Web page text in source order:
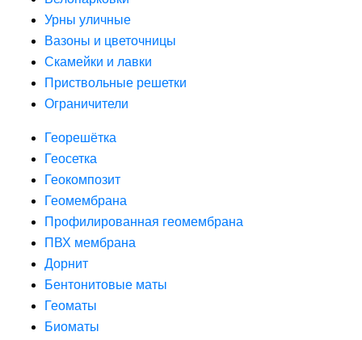
Урны уличные
Вазоны и цветочницы
Скамейки и лавки
Приствольные решетки
Ограничители
Георешётка
Геосетка
Геокомпозит
Геомембрана
Профилированная геомембрана
ПВХ мембрана
Дорнит
Бентонитовые маты
Геоматы
Биоматы